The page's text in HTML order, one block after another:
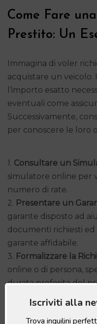
Come Fare
Prestito: Un
Immagina di voler
acquistare un veicolo.
l’importo esatto
eventuali come
Successivamente,
per conoscere le loro
1. Consultare un
simulatore online per
numero di rate.
2. Presentare un
garante disposto ad
documenti richiesti ed
garante affidabile.
3. Formalizzare la
online o di persona,
durata preferita del
Vantaggi dei
Iscriviti alla
Trova inquilini